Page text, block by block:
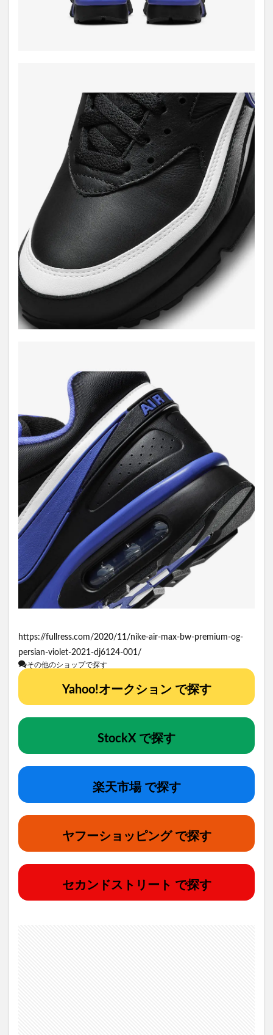
https://fullress.com/2020/11/nike-air-max-bw-premium-og-
persian-violet-2021-dj6124-001/
その他のショップで探す
Yahoo!オークション で探す
StockX で探す
楽天市場 で探す
ヤフーショッピング で探す
セカンドストリート で探す